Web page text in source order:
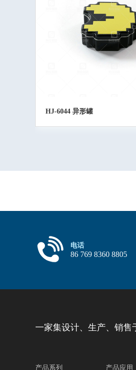
HJ-6044 异形罐
电话
86 769 8360 8805
一家集设计、生产、销售
产品系列 产品应用